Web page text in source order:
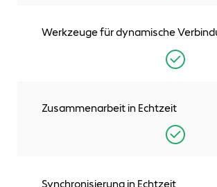
Werkzeuge für dynamische
Zusammenarbeit in Echtzeit
Synchronisierung in Echtzeit